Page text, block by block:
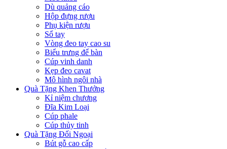
Dù quảng cáo
Hộp đựng rượu
Phụ kiện rượu
Sổ tay
Vòng đeo tay cao su
Biểu trưng để bàn
Cúp vinh danh
Kẹp đeo cavat
Mô hình ngôi nhà
Quà Tặng Khen Thưởng
Kỉ niệm chương
Đĩa Kim Loại
Cúp phale
Cúp thủy tinh
Quà Tặng Đối Ngoại
Bút gỗ cao cấp